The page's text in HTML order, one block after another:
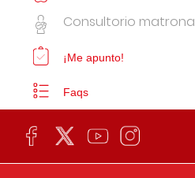
Consultorio matrona
¡Me apunto!
Faqs